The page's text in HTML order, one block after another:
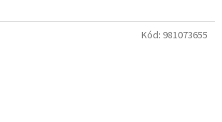
Kód: 981073655